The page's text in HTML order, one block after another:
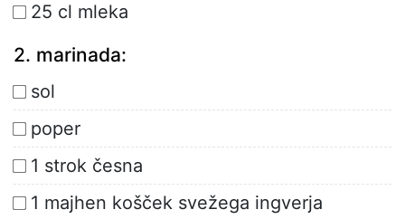
25 cl mleka
2. marinada:
sol
poper
1 strok česna
1 majhen košček svežega ingverja